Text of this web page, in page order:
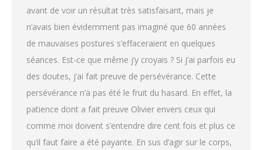
avant de voir un résultat très satisfaisant, mais je
n’avais bien évidemment pas imaginé que 60 années
de mauvaises postures s’effaceraient en quelques
séances. Est-ce que même j’y croyais ? Si j’ai parfois eu
des doutes, j’ai fait preuve de persévérance. Cette
persévérance n’a pas été le fruit du hasard. En effet, la
patience dont a fait preuve Olivier envers ceux qui
comme moi doivent s’entendre dire cent fois et plus ce
qu’il faut faire a été payante. En sus d’agir sur le corps,